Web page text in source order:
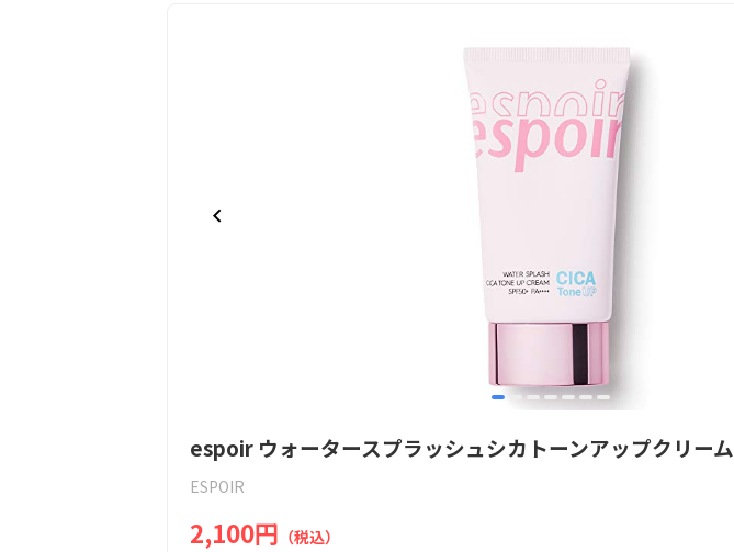
itemitemitemitemitemitemitem
1
of
7
espoir ウォータースプラッシュシカトーンアップクリーム
ESPOIR
2,100円 （税込）